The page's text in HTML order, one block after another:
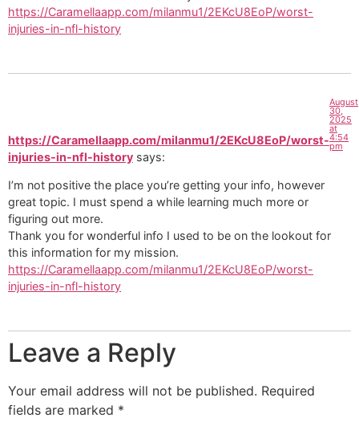
https://Caramellaapp.com/milanmu1/2EKcU8EoP/worst-
injuries-in-nfl-history
https://Caramellaapp.com/milanmu1/2EKcU8EoP/worst-
injuries-in-nfl-history says:
August
30,
2025
at
4:54
pm
I’m not positive the place you’re getting your info, however
great topic. I must spend a while learning much more or
figuring out more.
Thank you for wonderful info I used to be on the lookout for
this information for my mission.
https://Caramellaapp.com/milanmu1/2EKcU8EoP/worst-
injuries-in-nfl-history
Leave a Reply
Your email address will not be published. Required
fields are marked *